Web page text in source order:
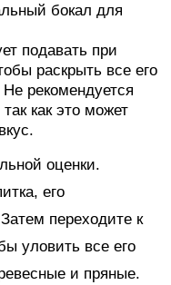
бокал для
подавать при
раскрыть все его
рекомендуется
как это может
оценки.
его
переходите к
уловить все его
и пряные.